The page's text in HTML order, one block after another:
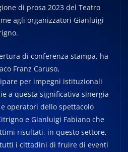
di prosa 2023 del Teatro
agli organizzatori Gianluigi
di conferenza stampa, ha
Franz Caruso,
per impegni istituzionali
a questa significativa sinergia
operatori dello spettacolo
e Gianluigi Fabiano che
risultati, in questo settore,
i cittadini di fruire di eventi